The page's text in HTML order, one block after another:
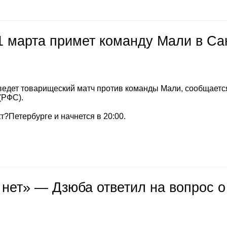
примет команду Мали в
товарищеский матч против команды Мали,
(РФС).
и начнется в 20:00.
— Дзюба ответил на вопрос о